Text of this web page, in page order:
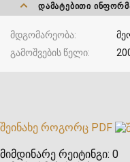
ᲓᲐᲛᲐᲢᲔᲑᲘᲗᲘ
მდგომარეობა
გამოშვების წელი
შეინახე როგორც PDF
მიმდინარე რეიტინგი: 0